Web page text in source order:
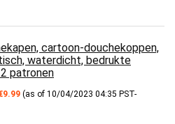
cartoon-douchekoppen,
waterdicht, bedrukte
patronen
9.99 (as of 10/04/2023 04:35 PST-